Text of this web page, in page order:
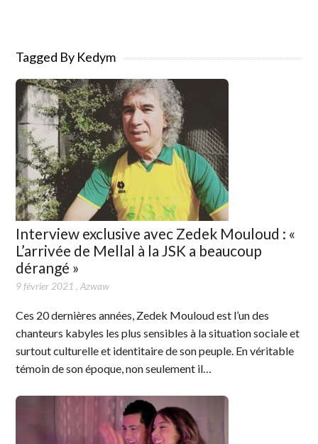
Tagged By Kedym
Interview exclusive avec Zedek Mouloud : «
L’arrivée de Mellal à la JSK a beaucoup
dérangé »
9 février 2021 ,Azwaw
Ces 20 dernières années, Zedek Mouloud est l’un des
chanteurs kabyles les plus sensibles à la situation sociale et
surtout culturelle et identitaire de son peuple. En véritable
témoin de son époque, non seulement il…